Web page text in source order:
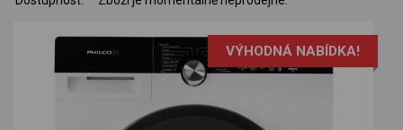
VÝHODNÁ NABÍDKA!